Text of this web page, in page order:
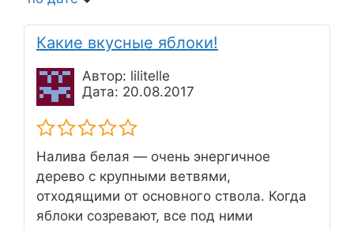
Какие вкусные яблоки!
Автор: lilitelle
Дата: 20.08.2017
Налива белая — очень энергичное
дерево с крупными ветвями,
отходящими от основного ствола. Когда
яблоки созревают, все под ними